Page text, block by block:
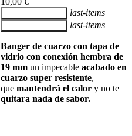
last-items
last-items
Banger de cuarzo con tapa de
vidrio con conexión hembra de
19 mm un impecable acabado en
cuarzo super resistente,
que mantendrá el calor y no te
quitara nada de sabor.